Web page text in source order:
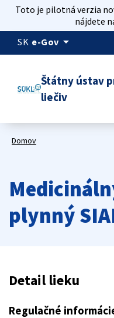
Toto je pilotná verzia
nájdete
SK e-Gov arrow_drop_down
Štátny ústav
liečiv
Domov
plynný
Detail lieku
Regulačné